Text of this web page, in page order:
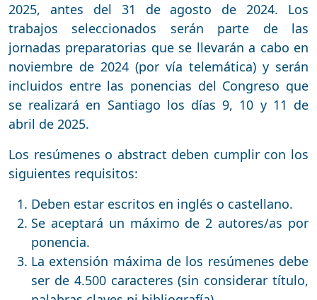
2025, antes del 31 de agosto de 2024. Los
trabajos seleccionados serán parte de las
jornadas preparatorias que se llevarán a cabo en
noviembre de 2024 (por vía telemática) y serán
incluidos entre las ponencias del Congreso que
se realizará en Santiago los días 9, 10 y 11 de
abril de 2025.
​Los resúmenes o abstract deben cumplir con los
siguientes requisitos:
Deben estar escritos en inglés o castellano.
Se aceptará un máximo de 2 autores/as por
ponencia.
La extensión máxima de los resúmenes debe
ser de 4.500 caracteres (sin considerar título,